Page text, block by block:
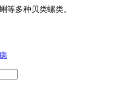
等多种贝类螺类。